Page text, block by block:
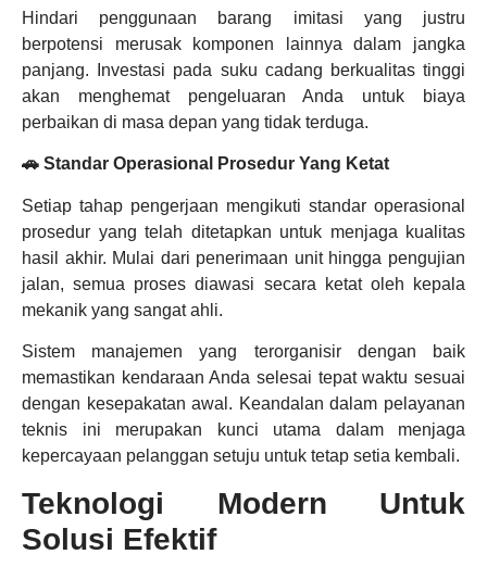
Hindari penggunaan barang imitasi yang justru
berpotensi merusak komponen lainnya dalam jangka
panjang. Investasi pada suku cadang berkualitas tinggi
akan menghemat pengeluaran Anda untuk biaya
perbaikan di masa depan yang tidak terduga.
🚗 Standar Operasional Prosedur Yang Ketat
Setiap tahap pengerjaan mengikuti standar operasional
prosedur yang telah ditetapkan untuk menjaga kualitas
hasil akhir. Mulai dari penerimaan unit hingga pengujian
jalan, semua proses diawasi secara ketat oleh kepala
mekanik yang sangat ahli.
Sistem manajemen yang terorganisir dengan baik
memastikan kendaraan Anda selesai tepat waktu sesuai
dengan kesepakatan awal. Keandalan dalam pelayanan
teknis ini merupakan kunci utama dalam menjaga
kepercayaan pelanggan setuju untuk tetap setia kembali.
Teknologi Modern Untuk
Solusi Efektif